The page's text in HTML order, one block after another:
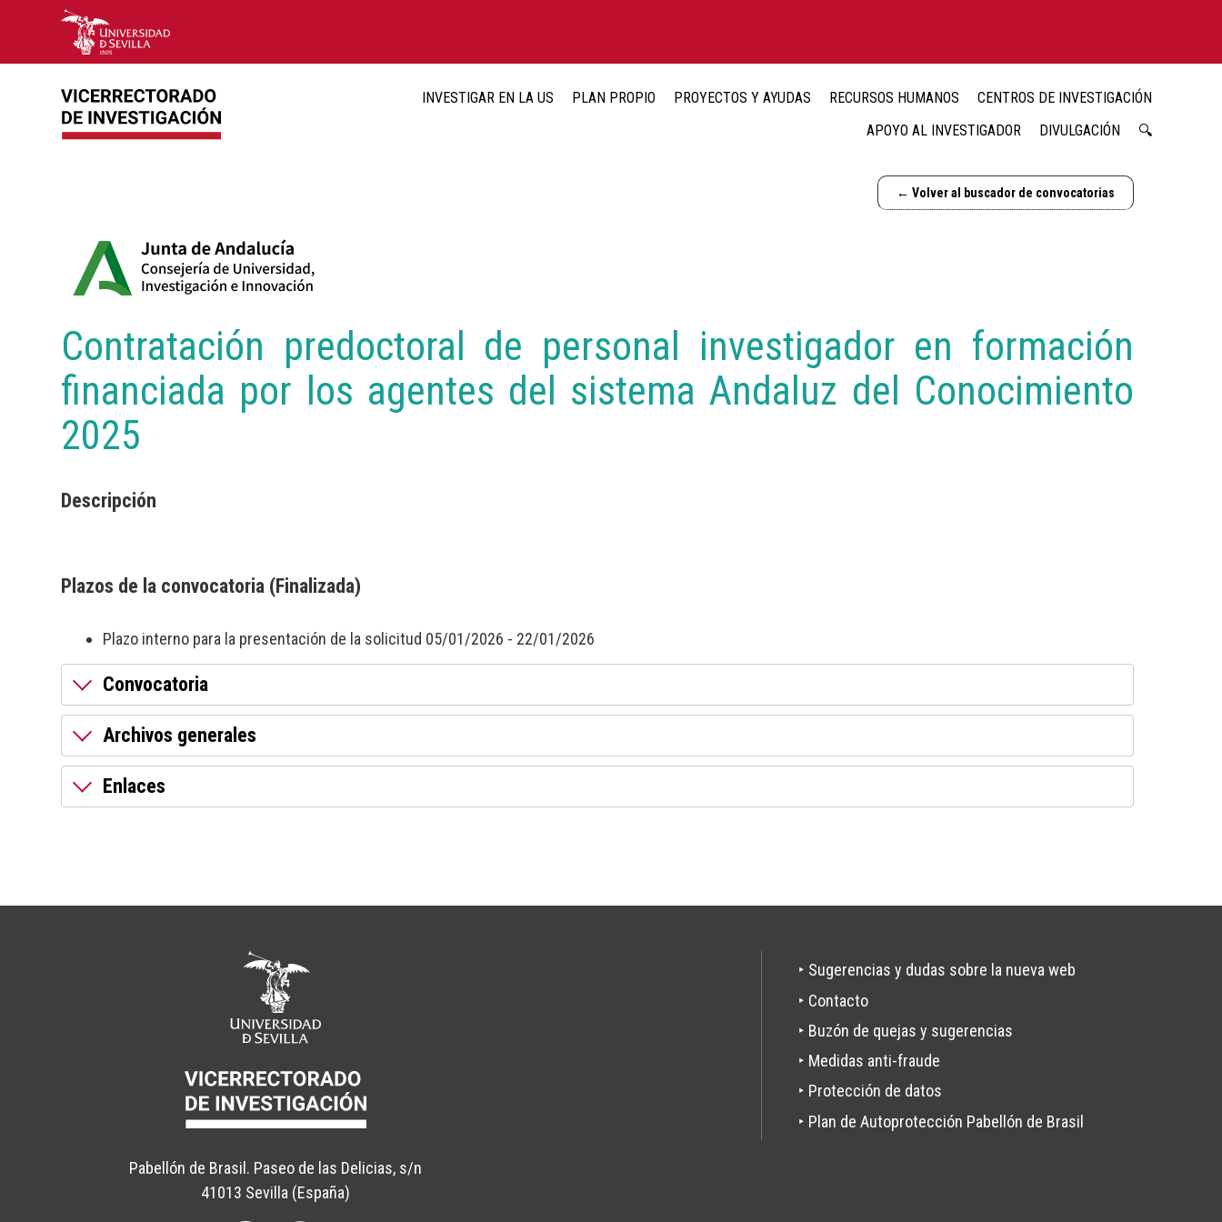
INVESTIGAR EN LA US PLAN PROPIO PROYECTOS Y AYUDAS RECURSOS HUMANOS
CENTROS DE INVESTIGACIÓN
APOYO AL INVESTIGADOR
DIVULGACIÓN 🔍
← Volver al buscador de convocatorias
Contratación predoctoral de personal investigador en formación
financiada por los agentes del sistema Andaluz del Conocimiento
2025
Descripción
Plazos de la convocatoria (Finalizada)
Plazo interno para la presentación de la solicitud 05/01/2026 - 22/01/2026
Convocatoria
Archivos generales
Enlaces
Pabellón de Brasil. Paseo de las Delicias, s/n
41013 Sevilla (España)
página
‣ Sugerencias y dudas sobre la nueva web
‣ Contacto
‣ Buzón de quejas y sugerencias
‣ Medidas anti-fraude
‣ Protección de datos
‣ Plan de Autoprotección Pabellón de Brasil